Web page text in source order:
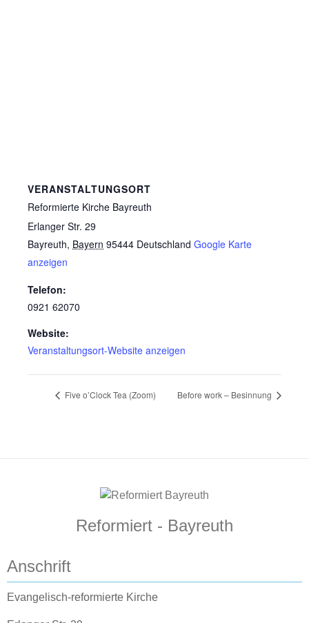
VERANSTALTUNGSORT
Reformierte Kirche Bayreuth
Erlanger Str. 29
Bayreuth, Bayern 95444 Deutschland Google Karte
anzeigen
Telefon:
0921 62070
Website:
Veranstaltungsort-Website anzeigen
Five o’Clock Tea (Zoom) Before work – Besinnung
Reformiert - Bayreuth
Anschrift
Evangelisch-reformierte Kirche